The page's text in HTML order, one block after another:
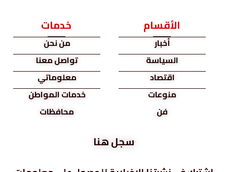
الأقسام
أخبار
السياسة
اقتصاد
منوعات
فن
خدمات
من نحن
تواصل معنا
معلوماتي
خدمات المواطن
محافظات
سجل هنا